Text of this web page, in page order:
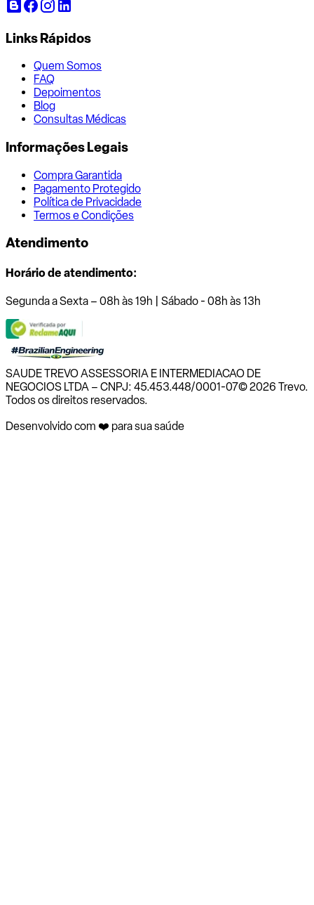
Links Rápidos
Quem Somos
FAQ
Depoimentos
Blog
Consultas Médicas
Informações Legais
Compra Garantida
Pagamento Protegido
Política de Privacidade
Termos e Condições
Atendimento
Horário de atendimento:
Segunda a Sexta – 08h às 19h | Sábado - 08h às 13h
SAUDE TREVO ASSESSORIA E INTERMEDIACAO DE
NEGOCIOS LTDA – CNPJ: 45.453.448/0001-07© 2026 Trevo.
Todos os direitos reservados.
Desenvolvido com ❤️ para sua saúde